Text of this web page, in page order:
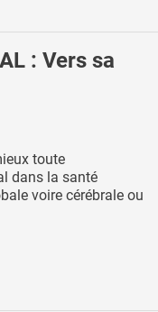
: Vers sa
toute
dans la santé
voire cérébrale ou